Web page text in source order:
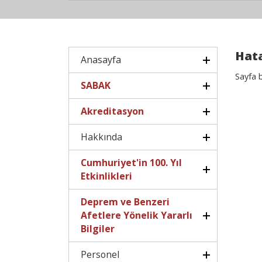
Anasayfa
SABAK
Akreditasyon
Hakkında
Cumhuriyet'in 100. Yıl
Etkinlikleri
Deprem ve Benzeri
Afetlere Yönelik Yararlı
Bilgiler
Personel
Sayfa